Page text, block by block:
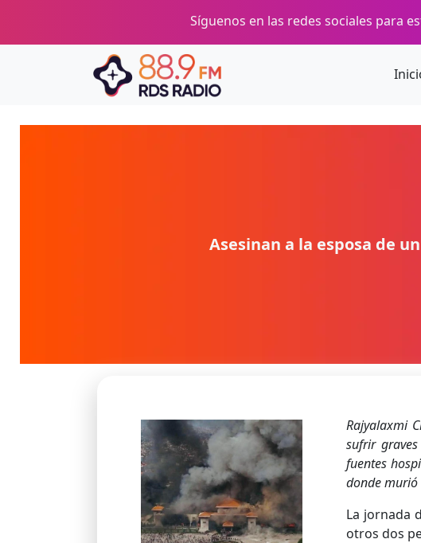
Síguenos en las redes sociales para
Asesinan a la esposa de
Rajyalaxmi
sufrir
fuentes
donde murió
La jornada
otros dos